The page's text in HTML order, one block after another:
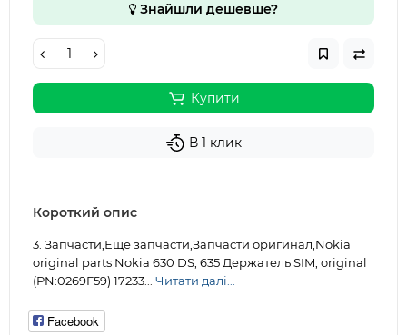
Знайшли дешевше?
Купити
В 1 клик
Короткий опис
3. Запчасти,Еще запчасти,Запчасти оригинал,Nokia
original parts Nokia 630 DS, 635 Держатель SIM, original
(PN:0269F59) 17233... Читати далі...
Facebook